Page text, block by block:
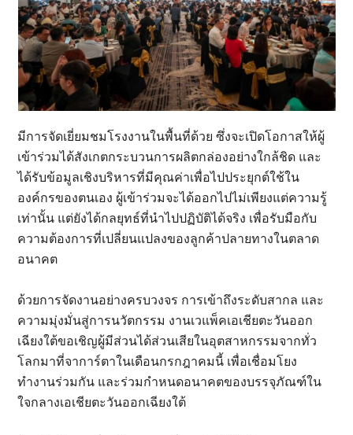
มีการจัดเยี่ยมชมโรงงานในพื้นที่ด้วย ซึ่งจะเปิดโอกาสให้ผู้
เข้าร่วมได้สังเกตกระบวนการผลิตกล่องอย่างใกล้ชิด และ
ได้รับข้อมูลเชิงบริหารที่มีคุณค่าเพื่อไปประยุกต์ใช้ใน
องค์กรของตนเอง ผู้เข้าร่วมจะได้ออกไปไม่เพียงแต่ความรู้
เท่านั้น แต่ยังได้กลยุทธ์ที่นำไปปฏิบัติได้จริง เพื่อรับมือกับ
ความต้องการที่เปลี่ยนแปลงของลูกค้าปลายทางในตลาด
อนาคต
ด้วยการจัดงานอย่างครบวงจร การเข้าถึงระดับสากล และ
ความมุ่งมั่นสู่การนวัตกรรม งานเวแพ็คเอเชียตะวันออก
เฉียงใต้ขอเชิญผู้มีส่วนได้ส่วนเสียในอุตสาหกรรมจากทั่ว
โลกมาที่จาการ์ตาในเดือนกรกฎาคมนี้ เพื่อเชื่อมโยง
ทำงานร่วมกัน และร่วมกำหนดอนาคตของบรรจุภัณฑ์ใน
ใจกลางเอเชียตะวันออกเฉียงใต้